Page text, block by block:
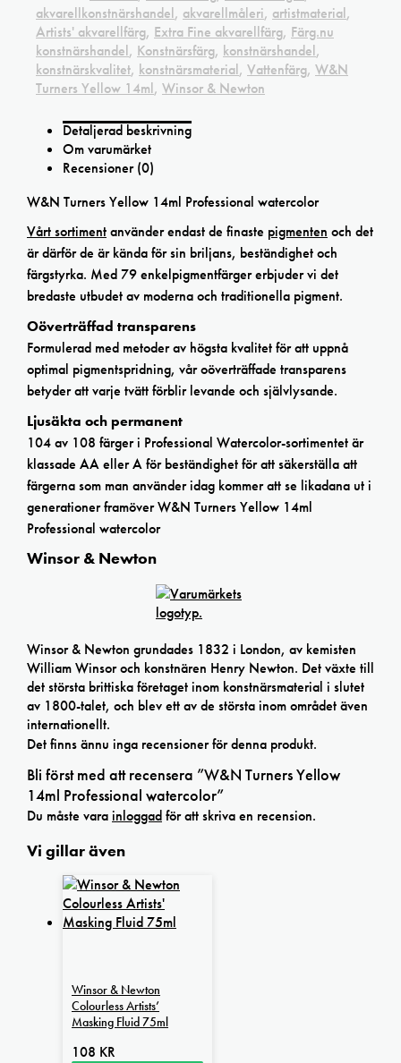
akvarellkonstnärshandel, akvarellmåleri, artistmaterial,
Artists' akvarellfärg, Extra Fine akvarellfärg, Färg.nu
konstnärshandel, Konstnärsfärg, konstnärshandel,
konstnärskvalitet, konstnärsmaterial, Vattenfärg, W&N
Turners Yellow 14ml, Winsor & Newton
Detaljerad beskrivning
Om varumärket
Recensioner (0)
W&N Turners Yellow 14ml Professional watercolor
Vårt sortimentanvänder endast de finaste pigmenten och det
är därför de är kända för sin briljans, beständighet och
färgstyrka. Med 79 enkelpigmentfärger erbjuder vi det
bredaste utbudet av moderna och traditionella pigment.
Oöverträffad transparens
Formulerad med metoder av högsta kvalitet för att uppnå
optimal pigmentspridning, vår oöverträffade transparens
betyder att varje tvätt förblir levande och självlysande.
Ljusäkta och permanent
104 av 108 färger i Professional Watercolor-sortimentet är
klassade AA eller A för beständighet för att säkerställa att
färgerna som man använder idag kommer att se likadana ut i
generationer framöver W&N Turners Yellow 14ml
Professional watercolor
Winsor & Newton
Winsor & Newton grundades 1832 i London, av kemisten
William Winsor och konstnären Henry Newton. Det växte till
det största brittiska företaget inom konstnärsmaterial i slutet
av 1800-talet, och blev ett av de största inom området även
internationellt.
Det finns ännu inga recensioner för denna produkt.
Bli först med att recensera ”W&N Turners Yellow
14ml Professional watercolor”
Du måste varainloggadför att skriva en recension.
Vi gillar även
Winsor & Newton
Colourless Artists’
Masking Fluid 75ml
108 KR